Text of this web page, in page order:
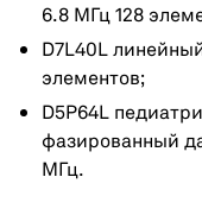
6.8 МГц 128
D7L40L
элементов;
D5P64L
фазированный
МГц.